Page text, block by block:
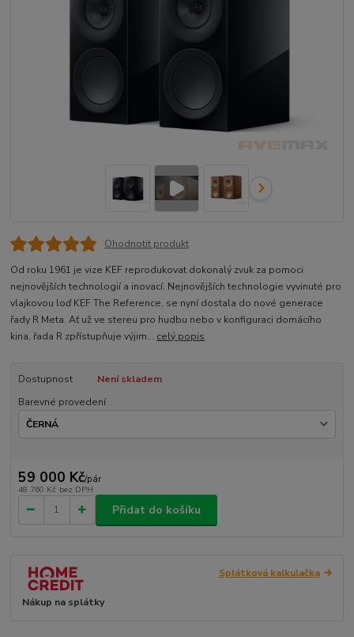
Ohodnotit produkt
Od roku 1961 je vize KEF reprodukovat dokonalý zvuk za pomoci
nejnovějších technologií a inovací. Nejnovějších technologie vyvinuté pro
vlajkovou loď KEF The Reference, se nyní dostala do nové generace
řady R Meta. Ať už ve stereu pro hudbu nebo v konfiguraci domácího
kina, řada R zpřístupňuje výjim... celý popis
Dostupnost
Není skladem
Barevné provedení
59 000 Kč/pár
48 760 Kč bez DPH
Přidat do košíku
Splátková kalkulačka
Nákup na splátky